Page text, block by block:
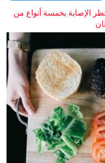
الإصابة بخمسة أنواع من